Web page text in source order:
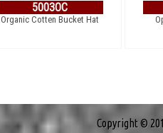
5003OC
Organic Cotten Bucket Hat
Copyright ©